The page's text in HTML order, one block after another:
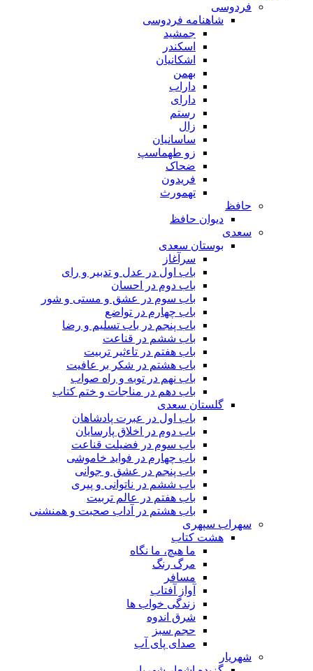
فردوسی
شاهنامه فردوسی
جمشید
اسکندر
اشکانیان
بهمن
داراب
دارای
رستم
زال
ساسانیان
زو طهماسپ‏
ضحاک
فریدون
تهمورث
حافظ
دیوان حافظ
سعدی
بوستان سعدی
سرآغاز
باب اول در عدل و تدبیر و رای
باب دوم در احسان
باب سوم در عشق و مستی و شور
باب چهارم در تواضع
باب پنجم در باب تسلیم و رضا
باب ششم در قناعت
باب هفتم در تاءثیر تربیت
باب هشتم در شکر بر عافیت
باب نهم در توبه و راه صواب
باب دهم در مناجات و ختم کتاب
گلستان سعدی
باب اول در عبرت پادشاهان
باب دوم در اخلاق پارسایان
باب سوم در فضیلت قناعت
باب چهارم در فواید خاموشى
باب پنجم در عشق و جوانى
باب ششم در ناتوانى و پیرى
باب هفتم در عالم تربیت
باب هشتم در آداب صحبت و همنشنى
سهراب سپهری
هشت کتاب
ما هیچ، ما نگاه
مرگ رنگ
مسافر
آواز آفتاب
زندگی خواب ها
شرق اندوه
حجم سبز
صدای پای آب
شهریار